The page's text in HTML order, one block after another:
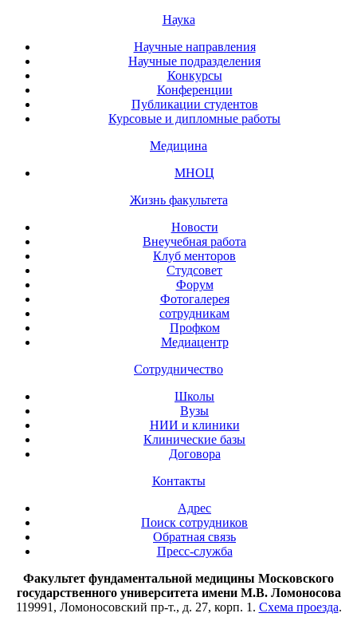
Наука
Научные направления
Научные подразделения
Конкурсы
Конференции
Публикации студентов
Курсовые и дипломные работы
Медицина
МНОЦ
Жизнь факультета
Новости
Внеучебная работа
Клуб менторов
Студсовет
Форум
Фотогалерея
сотрудникам
Профком
Медиацентр
Сотрудничество
Школы
Вузы
НИИ и клиники
Клинические базы
Договора
Контакты
Адрес
Поиск сотрудников
Обратная связь
Пресс-служба
Факультет фундаментальной медицины Московского
государственного университета имени М.В. Ломоносова
119991, Ломоносовский пр-т., д. 27, корп. 1. Схема проезда.